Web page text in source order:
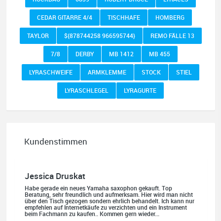
CEDAR GITARRE 4/4 TISCHHAFE HOMBERG
TAYLOR ${878744258 966595744} REMO FÄLLE 13
7/8 DERBY MB 1412 MB 455
LYRASCHWEIFE ARMKLEMME STOCK STIEL
LYRASCHLEGEL LYRAGURTE
Kundenstimmen
Habe gerade ein neues Yamaha saxophon gekauft. Top
Beratung, sehr freundlich und aufmerksam. Hier wird man nicht
über den Tisch gezogen sondern ehrlich behandelt. Ich kann nur
empfehlen auf Internetkäufe zu verzichten und ein Instrument
beim Fachmann zu kaufen.. Kommen gern wieder...